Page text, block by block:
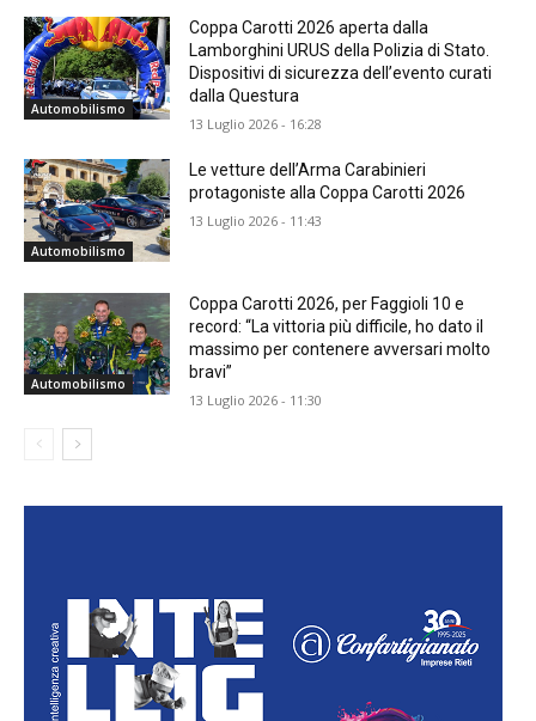
Automobilismo
Coppa Carotti 2026 aperta dalla
Lamborghini URUS della Polizia di Stato.
Dispositivi di sicurezza dell’evento curati
dalla Questura
13 Luglio 2026 - 16:28
Automobilismo
Le vetture dell’Arma Carabinieri
protagoniste alla Coppa Carotti 2026
13 Luglio 2026 - 11:43
Automobilismo
Coppa Carotti 2026, per Faggioli 10 e
record: “La vittoria più difficile, ho dato il
massimo per contenere avversari molto
bravi”
13 Luglio 2026 - 11:30